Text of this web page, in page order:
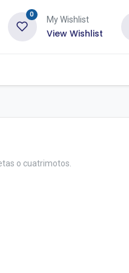
0
My Wishlist
View Wishlist
o cuatrimotos.